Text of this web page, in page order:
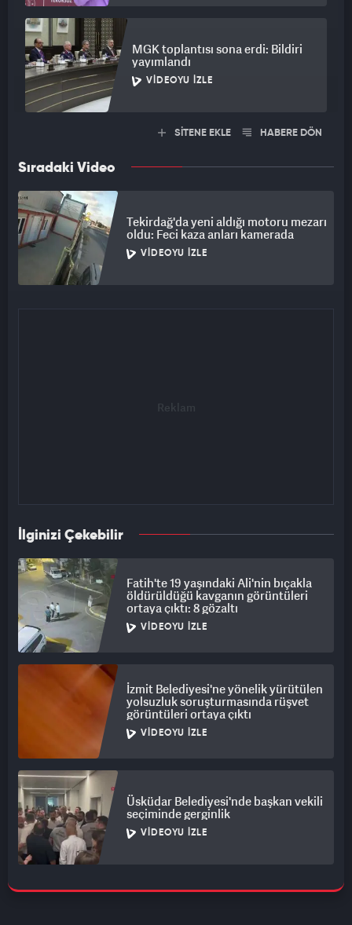
MGK toplantısı sona erdi: Bildiri
yayımlandı
VIDEOYU İZLE
SİTENE EKLE HABERE DÖN
Sıradaki Video
Tekirdağ'da yeni aldığı motoru mezarı
oldu: Feci kaza anları kamerada
VIDEOYU İZLE
İlginizi Çekebilir
Fatih'te 19 yaşındaki Ali'nin bıçakla
öldürüldüğü kavganın görüntüleri
ortaya çıktı: 8 gözaltı
VIDEOYU İZLE
İzmit Belediyesi'ne yönelik yürütülen
yolsuzluk soruşturmasında rüşvet
görüntüleri ortaya çıktı
VIDEOYU İZLE
Üsküdar Belediyesi'nde başkan vekili
seçiminde gerginlik
VIDEOYU İZLE